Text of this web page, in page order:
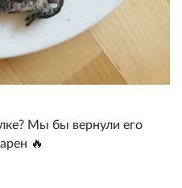
Мы бы вернули его
🔥